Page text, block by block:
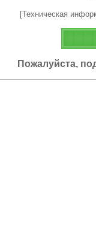
[Техническая
Пожалуйста,